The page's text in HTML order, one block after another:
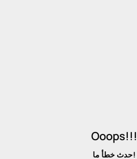
Ooops!!!
حدث خطأ ما!